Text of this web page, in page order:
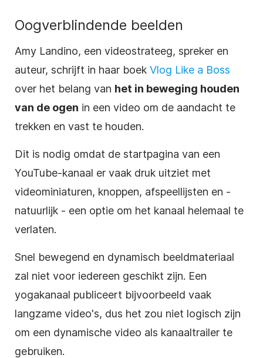
Oogverblindende beelden
Amy Landino, een videostrateeg, spreker en
auteur, schrijft in haar boek Vlog Like a Boss
over het belang van het in beweging houden
van de ogen in een video om de aandacht te
trekken en vast te houden.
Dit is nodig omdat de startpagina van een
YouTube-kanaal er vaak druk uitziet met
videominiaturen, knoppen, afspeellijsten en -
natuurlijk - een optie om het kanaal helemaal te
verlaten.
Snel bewegend en dynamisch beeldmateriaal
zal niet voor iedereen geschikt zijn. Een
yogakanaal publiceert bijvoorbeeld vaak
langzame video's, dus het zou niet logisch zijn
om een dynamische video als kanaaltrailer te
gebruiken.